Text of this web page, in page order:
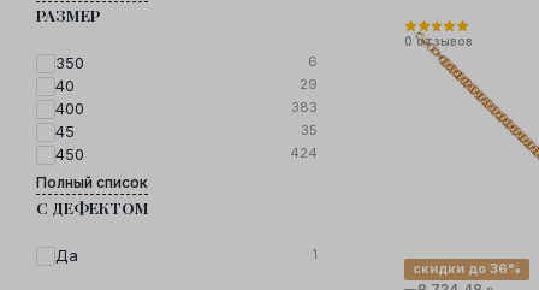
РАЗМЕР
350 6
40 29
400 383
45 35
450 424
Полный список
С ДЕФЕКТОМ
Да 1
0 отзывов
скидки до 36%